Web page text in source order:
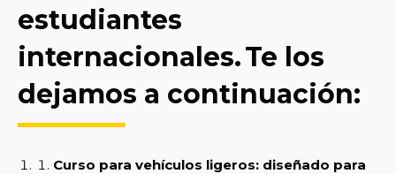
estudiantes
internacionales. Te los
dejamos a continuación:
Curso para vehículos ligeros: diseñado para